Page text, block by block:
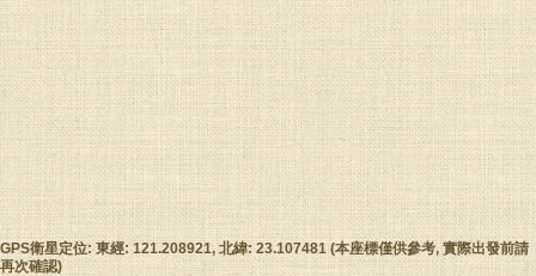
GPS衛星定位: 東經: 121.208921, 北緯: 23.107481 (本座標僅供參考, 實際出發前請
再次確認)